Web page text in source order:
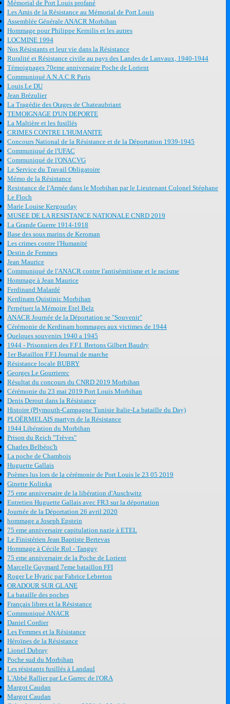
Mémorial de Port Louis profané
Les Amis de la Résistance au Mémorial de Port Louis
Assemblée Générale ANACR Morbihan
Hommage pour Philippe Kernilis et les autres
LOCMINE 1994
Nos Résistants et leur vie dans la Résistance
Ruralité et Résistance civile au pays des Landes de Lanvaux, 1940-1944
Témoignages 70eme anniversaire Poche de Lorient
Communiqué A.N.A.C.R Paris
Louis Le DU
Jean Brézulier
La Tragédie des Otages de Chateaubriant
TEMOIGNAGE D'UN DEPORTE
La Maltière et les fusillés
CRIMES CONTRE L'HUMANITE
Concours National de la Résistance et de la Déportation 1939-1945
Communiqué de l'UFAC
Communiqué de l'ONACVG
Le Service du Travail Obligatoire
Mémo de la Résistance
Resistance de l'Armée dans le Morbihan par le Lieutenant Colonel Stéphane
Le Floch
Marie Louise Kergourlay
MUSEE DE LA RESISTANCE NATIONALE CNRD 2019
La Grande Guerre 1914-1918
Base des sous marins de Keroman
Les crimes contre l'Humanité
Destin de Femmes
Jean Maurice
Communiqué de l'ANACR contre l'antisémitisme et le racisme
Hommage à Jean Maurice
Ferdinand Malardé
Kerdinam Quistinic Morbihan
Perpétuer la Mémoire Etel Belz
ANACR Journée de la Déportation se "Souvenir"
Cérémonie de Kerdinam hommages aux victimes de 1944
Quelques souvenirs 1940 a 1945
1944 - Prisonniers des F.F.I. Bretons Gilbert Baudry
1er Bataillon F.F.I Journal de marche
Résistance locale BUBRY
Georges Le Gourrierec
Résultat du concours du CNRD 2019 Morbihan
Cérémonie du 23 mai 2019 Port Louis Morbihan
Denis Derout dans la Résistance
Histoire (Plymouth-Campagne Tunisie Italie-La bataille du Day)
PLOËRMELAIS martyrs de la Résistance
1944 Libération du Morbihan
Prison du Reich "Trèves"
Charles Belbéoc'h
La poche de Chambois
Huguette Gallais
Poèmes lus lors de la cérémonie de Port Louis le 23 05 2019
Ginette Kolinka
75 eme anniversaire de la libération d'Auschwitz
Entretien Huguette Gallais avec FR3 sur la déportation
Journée de la Déportation 26 avril 2020
hommage a Joseph Epstein
75 eme anniversaire capitulation nazie à ETEL
Le Finistérien Jean Baptiste Bertevas
Hommage à Cécile Rol - Tanguy
75 eme anniversaire de la Poche de Lorient
Marcelle Guymard 7eme bataillon FFI
Roger Le Hyaric par Fabrice Lebreton
ORADOUR SUR GLANE
La bataille des poches
Français libres et la Résistance
Communiqué ANACR
Daniel Cordier
Les Femmes et la Résistance
Héroïnes de la Résistance
Lionel Dubray
Poche sud du Morbihan
Les résistants fusillés à Landaul
L'Abbé Rallier par Le Garrec de l'ORA
Margot Caudan
Margot Caudan